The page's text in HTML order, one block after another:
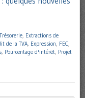
, Extractions de
de la TVA, Expression, FEC,
, Pourcentage d'intérêt, Projet